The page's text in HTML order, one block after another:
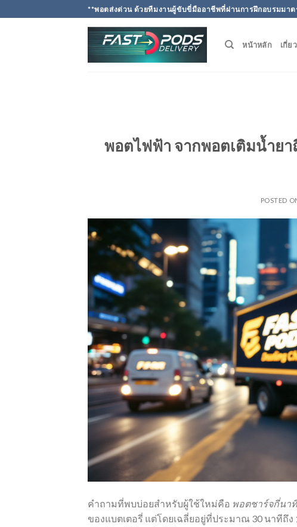
to
**พอตส่งด่วน ด้วยทีมงานผู้ขับขี่มืออาชีพที่ผ่านการฝึกอบรมมา
หน้าหลัก เกี่ย
พอตไฟฟ้า จากพอตเติมน้ำย
POSTED
คำถามที่พบบ่อยสำหรับผู้ใช้ใหม่คือ พอตชาร์จกี่นาที
ของแบตเตอรี่ แต่โดยเฉลี่ยอยู่ที่ประมาณ 30 นาทีถึ